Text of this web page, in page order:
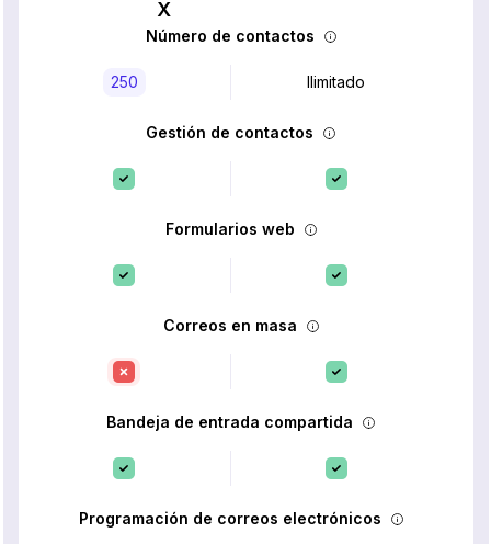
Número de contactos
250 Ilimitado
Gestión de contactos
Formularios web
Correos en masa
Bandeja de entrada compartida
Programación de correos electrónicos